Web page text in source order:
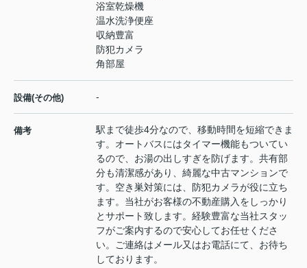
浴室乾燥機
温水洗浄便座
収納豊富
防犯カメラ
角部屋
設備(その他) -
備考
駅まで徒歩4分なので、移動時間を短縮できま
す。オートバスにはタイマー機能もついてい
るので、お湯の出しすぎを防げます。共有部
分も清潔感があり、綺麗な中古マンションで
す。空き巣対策には、防犯カメラが役に立ち
ます。当社がお客様の不動産購入をしっかり
とサポート致します。経験豊富な当社スタッ
フがご案内するので安心してお任せくださ
い。ご連絡はメール又はお電話にて、お待ち
しております。